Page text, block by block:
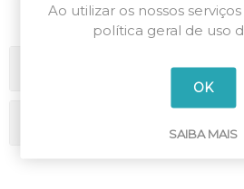
Ao utilizar os nossos
política geral de uso
OK
SAIBA MAIS